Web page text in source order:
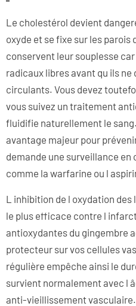
Le cholestérol devient
oxyde et se fixe sur les parois
conservent leur souplesse
radicaux libres avant qu ils
circulants. Vous devez
vous suivez un traitement
fluidifie naturellement le
avantage majeur pour
demande une surveillance
comme la warfarine ou l
L inhibition de l oxydation
le plus efficace contre l
antioxydantes du gingembre
protecteur sur vos cellules
régulière empêche ainsi le
survient normalement avec l
anti-vieillissement